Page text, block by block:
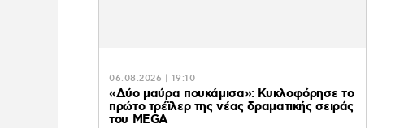
06.08.2026 | 19:10
«Δύο μαύρα πουκάμισα»: Κυκλοφόρησε το
πρώτο τρέϊλερ της νέας δραματικής σειράς
του MEGA